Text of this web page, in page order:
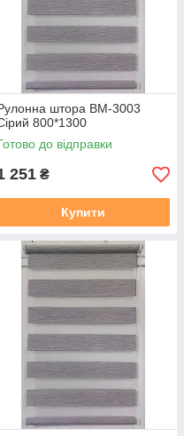
штора ВМ-3003
800*1300
до відправки
251 ₴
Купити